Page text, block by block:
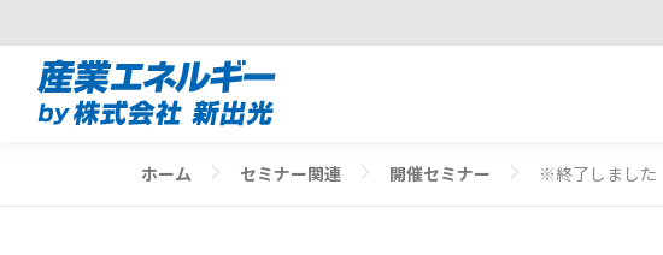
ホーム セミナー関連 開催セミナー ※終了しました